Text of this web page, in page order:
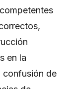
en la
confusión de